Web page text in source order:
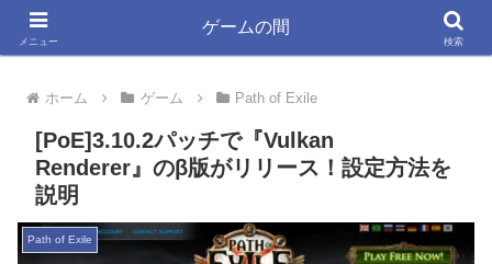
ゲーム大好きYSYKと33が書く きっと役立つ情報ブログ
ホーム ゲーム Path of Exile
[PoE]3.10.2パッチで『Vulkan
Renderer』のβ版がリリース！設定方法を
説明
Path of Exile
メニュー
ゲームの間
検索